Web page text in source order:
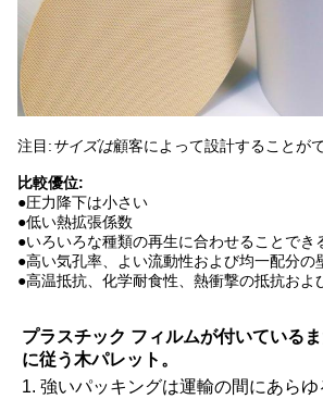
注目:サイズは顧客によって設計することが
比較優位:
●圧力降下は小さい
●低い熱拡張係数
●いろいろな種類の再生に合わせることでき
●高い気孔率、よい流動性および均一配分の
●高温抵抗、化学耐食性、熱衝撃の抵抗およ
プラスチック フィルムが付いている
に従う木パレット。
1. 強いパッキングは運輸の間にあら